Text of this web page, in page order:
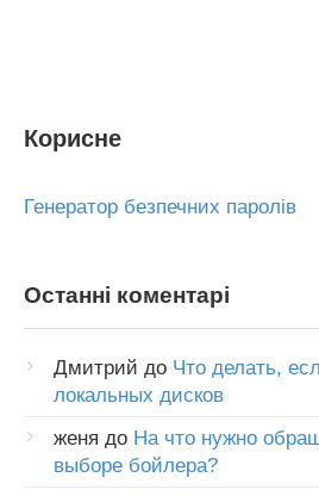
Корисне
Генератор безпечних паролів
Останні коментарі
Дмитрий до Что делать,
локальных дисков
женя до На что нужно
выборе бойлера?